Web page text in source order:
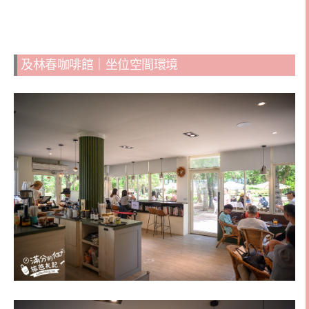
及林春咖啡館｜坐位空間環境